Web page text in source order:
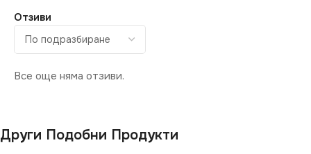
СТЕПЕН НА ЗАЩИТА
Отзиви
Все още няма отзиви.
Други Подобни Продукти